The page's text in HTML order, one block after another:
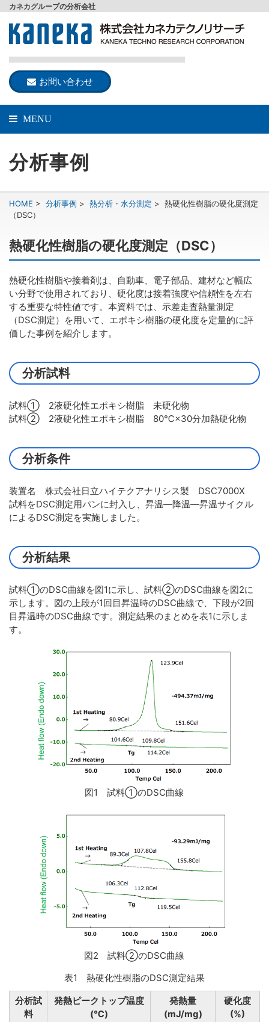
カネカグループの分析会社
お問い合わせ
MENU
分析事例
HOME > 分析事例 > 熱分析・水分測定 > 熱硬化性樹脂の硬化度測定
（DSC）
熱硬化性樹脂の硬化度測定（DSC）
熱硬化性樹脂や接着剤は、自動車、電子部品、建材など幅広
い分野で使用されており、硬化度は接着強度や信頼性を左右
する重要な特性値です。本資料では、示差走査熱量測定
（DSC測定）を用いて、エポキシ樹脂の硬化度を定量的に評
価した事例を紹介します。
分析試料
試料① 2液硬化性エポキシ樹脂 未硬化物
試料② 2液硬化性エポキシ樹脂 80℃×30分加熱硬化物
分析条件
装置名 株式会社日立ハイテクアナリシス製 DSC7000X
試料をDSC測定用パンに封入し、昇温―降温―昇温サイクル
によるDSC測定を実施しました。
分析結果
試料①のDSC曲線を図1に示し、試料②のDSC曲線を図2に
示します。図の上段が1回目昇温時のDSC曲線で、下段が2回
目昇温時のDSC曲線です。測定結果のまとめを表1に示しま
す。
図1 試料①のDSC曲線
図2 試料②のDSC曲線
表1 熱硬化性樹脂のDSC測定結果
分析試
料
発熱ピークトップ温度
(℃)
発熱量
(mJ/mg)
硬化度
(%)